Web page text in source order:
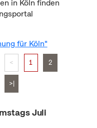
in Köln finden
für Köln"
< 1 2
>|
Juli